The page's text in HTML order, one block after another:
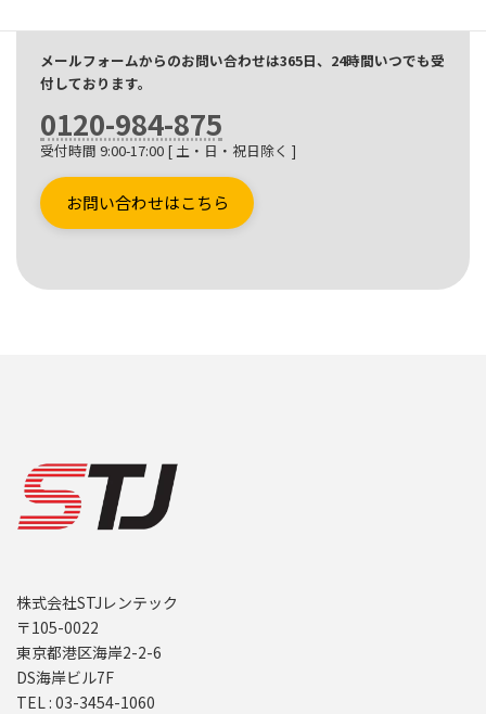
メールフォームからのお問い合わせは365日、24時間いつでも受
付しております。
0120-984-875
受付時間 9:00-17:00 [ 土・日・祝日除く ]
お問い合わせはこちら
株式会社STJレンテック
〒105-0022
東京都港区海岸2-2-6
DS海岸ビル7F
TEL : 03-3454-1060